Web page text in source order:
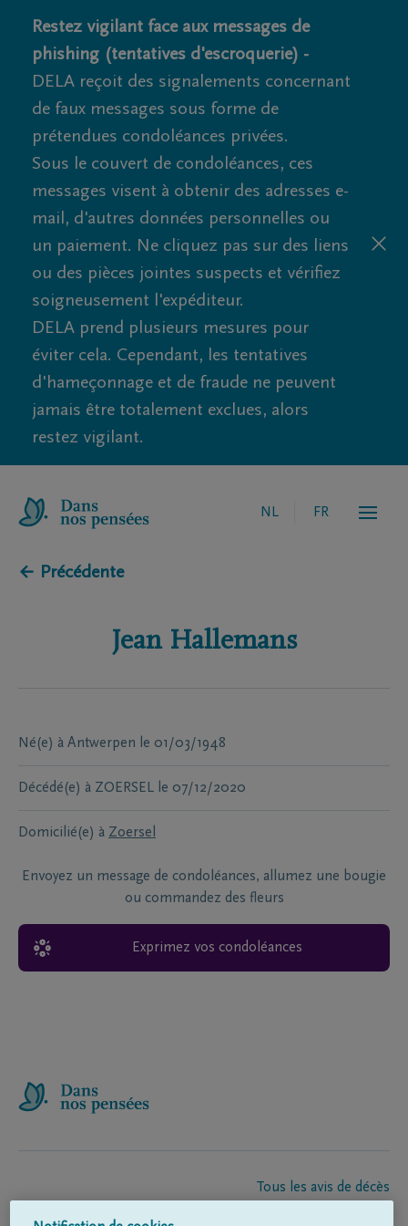
Restez vigilant face aux messages de
phishing (tentatives d'escroquerie) -
DELA reçoit des signalements concernant
de faux messages sous forme de
prétendues condoléances privées.
Sous le couvert de condoléances, ces
messages visent à obtenir des adresses e-
mail, d'autres données personnelles ou
un paiement. Ne cliquez pas sur des liens
ou des pièces jointes suspects et vérifiez
soigneusement l'expéditeur.
DELA prend plusieurs mesures pour
éviter cela. Cependant, les tentatives
d'hameçonnage et de fraude ne peuvent
jamais être totalement exclues, alors
restez vigilant.
NL FR
← Précédente
Jean Hallemans
Né(e) à Antwerpen le 01/03/1948
Décédé(e) à ZOERSEL le 07/12/2020
Domicilié(e) à Zoersel
Envoyez un message de condoléances, allumez une bougie
ou commandez des fleurs
Exprimez vos condoléances
Tous les avis de décès